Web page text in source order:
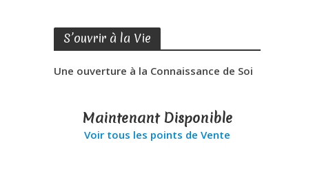
S’ouvrir à la Vie
Une ouverture à la Connaissance de Soi
Maintenant Disponible
Voir tous les points de Vente